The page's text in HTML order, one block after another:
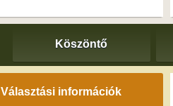
Köszöntő
Választási információk